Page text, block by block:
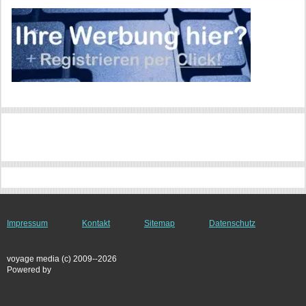
Impressum Kontakt Sitemap Datenschutz
voyage media (c) 2009--2026
Powered by